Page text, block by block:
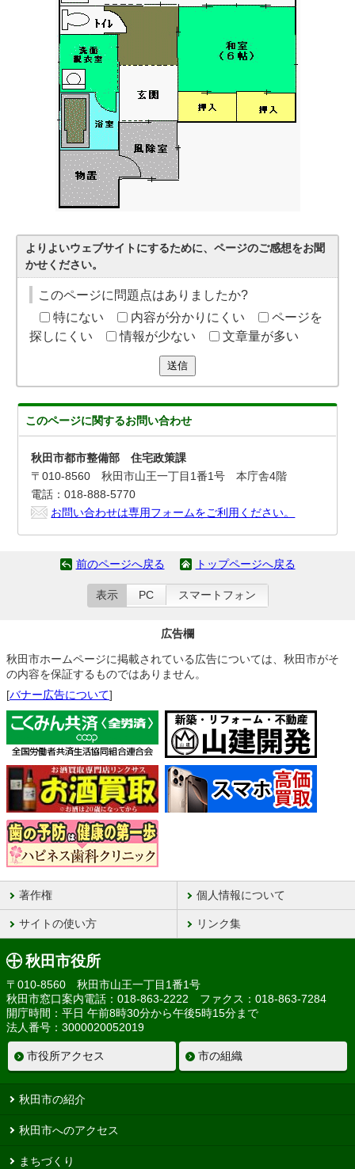
よりよいウェブサイトにするために、ページのご感想をお聞
かせください。
このページに問題点はありましたか?
特にない
内容が分かりにくい
ページを
探しにくい
情報が少ない 文章量が多い
送信
このページに関するお問い合わせ
秋田市都市整備部 住宅政策課
〒010-8560 秋田市山王一丁目1番1号 本庁舎4階
電話：018-888-5770
お問い合わせは専用フォームをご利用ください。
前のページへ戻る トップページへ戻る
表示 PC スマートフォン
広告欄
秋田市ホームページに掲載されている広告については、秋田市がそ
の内容を保証するものではありません。
[バナー広告について]
著作権 個人情報について
サイトの使い方 リンク集
秋田市役所
〒010-8560 秋田市山王一丁目1番1号
秋田市窓口案内電話：018-863-2222 ファクス：018-863-7284
開庁時間：平日 午前8時30分から午後5時15分まで
法人番号：3000020052019
市役所アクセス 市の組織
秋田市の紹介
秋田市へのアクセス
まちづくり